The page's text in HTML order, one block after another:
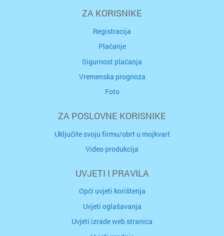
ZA KORISNIKE
Registracija
Plaćanje
Sigurnost plaćanja
Vremenska prognoza
Foto
ZA POSLOVNE KORISNIKE
Uključite svoju firmu/obrt u mojkvart
Video produkcija
UVJETI I PRAVILA
Opći uvjeti korištenja
Uvjeti oglašavanja
Uvjeti izrade web stranica